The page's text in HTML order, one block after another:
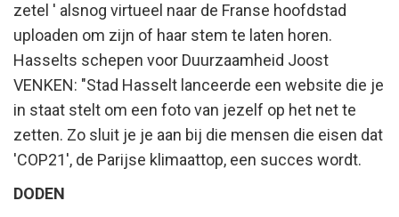
zetel ' alsnog virtueel naar de Franse hoofdstad
uploaden om zijn of haar stem te laten horen.
Hasselts schepen voor Duurzaamheid Joost
VENKEN: "Stad Hasselt lanceerde een website die je
in staat stelt om een foto van jezelf op het net te
zetten. Zo sluit je je aan bij die mensen die eisen dat
'COP21', de Parijse klimaattop, een succes wordt.
DODEN